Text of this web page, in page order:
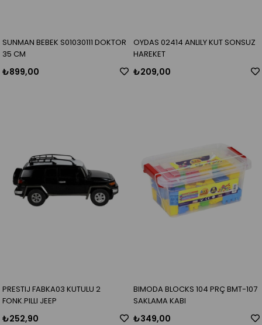
SUNMAN BEBEK S01030111 DOKTOR
35 CM
₺899,00
OYDAS 02414 ANLILY KUT SONSUZ
HAREKET
₺209,00
PRESTIJ FABKA03 KUTULU 2
FONK.PILLI JEEP
₺252,90
BIMODA BLOCKS 104 PRÇ BMT-107
SAKLAMA KABI
₺349,00